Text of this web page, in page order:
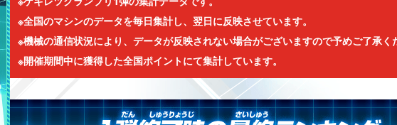
※全国のマシンのデータを毎日集計し、翌日に反映させています。
※機械の通信状況により、データが反映されない場合がございますので予めご了承く
※開催期間中に獲得した全国ポイントにて集計しています。